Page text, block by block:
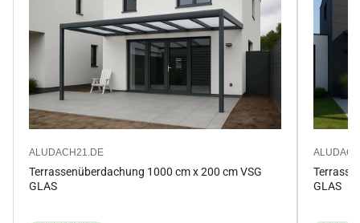
ALUDACH21.DE
Terrassenüberdachung 1000 cm x 200 cm VSG
GLAS
GLAS